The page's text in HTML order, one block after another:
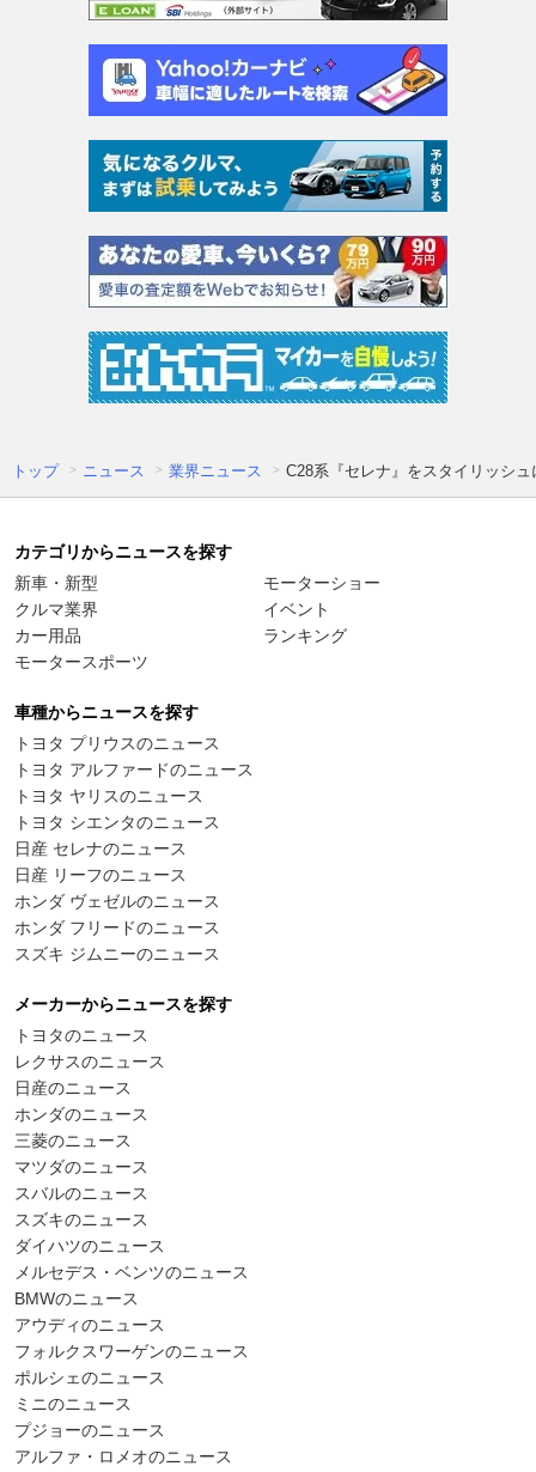
トップ ニュース 業界ニュース C28系『セレナ』をスタイリッシ
カテゴリからニュースを探す
新車・新型
クルマ業界
カー用品
モータースポーツ
モーターショー
イベント
ランキング
車種からニュースを探す
トヨタ プリウスのニュース
トヨタ アルファードのニュース
トヨタ ヤリスのニュース
トヨタ シエンタのニュース
日産 セレナのニュース
日産 リーフのニュース
ホンダ ヴェゼルのニュース
ホンダ フリードのニュース
スズキ ジムニーのニュース
メーカーからニュースを探す
トヨタのニュース
レクサスのニュース
日産のニュース
ホンダのニュース
三菱のニュース
マツダのニュース
スバルのニュース
スズキのニュース
ダイハツのニュース
メルセデス・ベンツのニュース
BMWのニュース
アウディのニュース
フォルクスワーゲンのニュース
ポルシェのニュース
ミニのニュース
プジョーのニュース
アルファ・ロメオのニュース